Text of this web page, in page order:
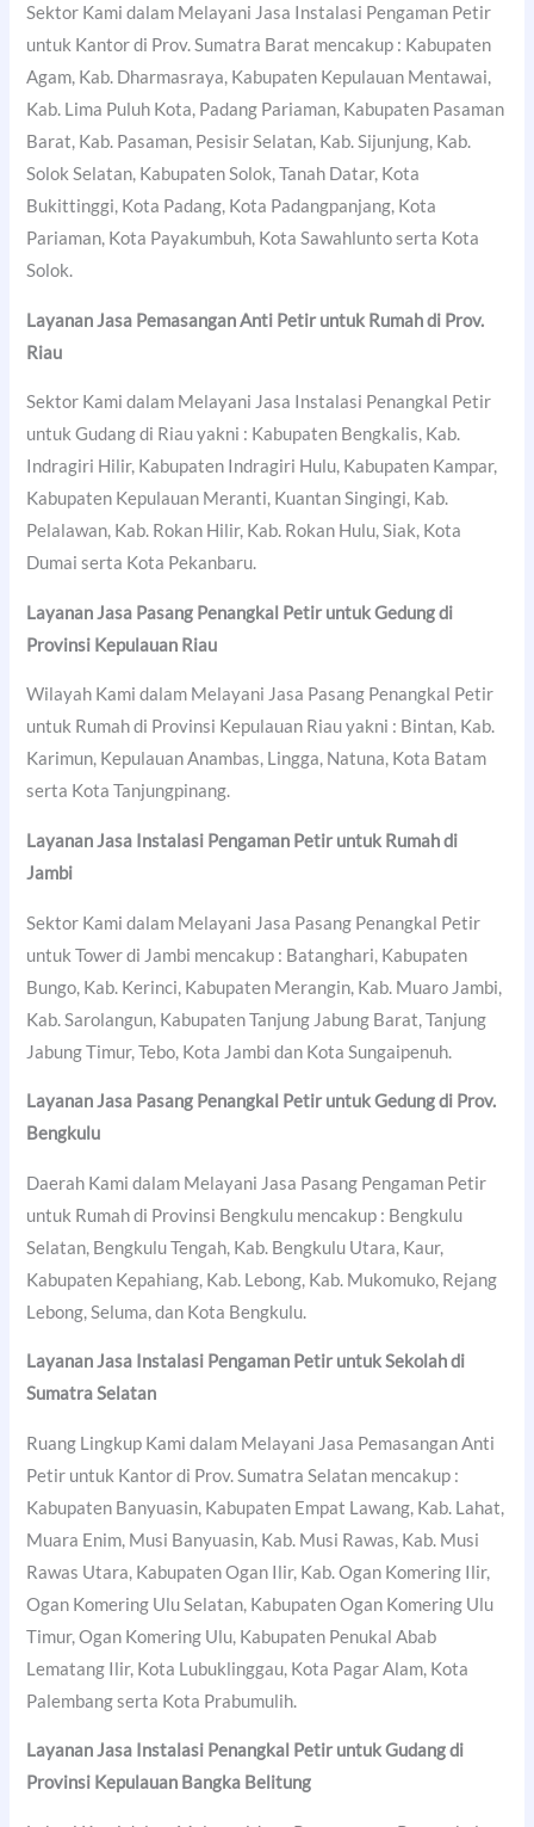
Sektor Kami dalam Melayani Jasa Instalasi Pengaman Petir
untuk Kantor di Prov. Sumatra Barat mencakup : Kabupaten
Agam, Kab. Dharmasraya, Kabupaten Kepulauan Mentawai,
Kab. Lima Puluh Kota, Padang Pariaman, Kabupaten Pasaman
Barat, Kab. Pasaman, Pesisir Selatan, Kab. Sijunjung, Kab.
Solok Selatan, Kabupaten Solok, Tanah Datar, Kota
Bukittinggi, Kota Padang, Kota Padangpanjang, Kota
Pariaman, Kota Payakumbuh, Kota Sawahlunto serta Kota
Solok.
Layanan Jasa Pemasangan Anti Petir untuk Rumah di Prov.
Riau
Sektor Kami dalam Melayani Jasa Instalasi Penangkal Petir
untuk Gudang di Riau yakni : Kabupaten Bengkalis, Kab.
Indragiri Hilir, Kabupaten Indragiri Hulu, Kabupaten Kampar,
Kabupaten Kepulauan Meranti, Kuantan Singingi, Kab.
Pelalawan, Kab. Rokan Hilir, Kab. Rokan Hulu, Siak, Kota
Dumai serta Kota Pekanbaru.
Layanan Jasa Pasang Penangkal Petir untuk Gedung di
Provinsi Kepulauan Riau
Wilayah Kami dalam Melayani Jasa Pasang Penangkal Petir
untuk Rumah di Provinsi Kepulauan Riau yakni : Bintan, Kab.
Karimun, Kepulauan Anambas, Lingga, Natuna, Kota Batam
serta Kota Tanjungpinang.
Layanan Jasa Instalasi Pengaman Petir untuk Rumah di
Jambi
Sektor Kami dalam Melayani Jasa Pasang Penangkal Petir
untuk Tower di Jambi mencakup : Batanghari, Kabupaten
Bungo, Kab. Kerinci, Kabupaten Merangin, Kab. Muaro Jambi,
Kab. Sarolangun, Kabupaten Tanjung Jabung Barat, Tanjung
Jabung Timur, Tebo, Kota Jambi dan Kota Sungaipenuh.
Layanan Jasa Pasang Penangkal Petir untuk Gedung di Prov.
Bengkulu
Daerah Kami dalam Melayani Jasa Pasang Pengaman Petir
untuk Rumah di Provinsi Bengkulu mencakup : Bengkulu
Selatan, Bengkulu Tengah, Kab. Bengkulu Utara, Kaur,
Kabupaten Kepahiang, Kab. Lebong, Kab. Mukomuko, Rejang
Lebong, Seluma, dan Kota Bengkulu.
Layanan Jasa Instalasi Pengaman Petir untuk Sekolah di
Sumatra Selatan
Ruang Lingkup Kami dalam Melayani Jasa Pemasangan Anti
Petir untuk Kantor di Prov. Sumatra Selatan mencakup :
Kabupaten Banyuasin, Kabupaten Empat Lawang, Kab. Lahat,
Muara Enim, Musi Banyuasin, Kab. Musi Rawas, Kab. Musi
Rawas Utara, Kabupaten Ogan Ilir, Kab. Ogan Komering Ilir,
Ogan Komering Ulu Selatan, Kabupaten Ogan Komering Ulu
Timur, Ogan Komering Ulu, Kabupaten Penukal Abab
Lematang Ilir, Kota Lubuklinggau, Kota Pagar Alam, Kota
Palembang serta Kota Prabumulih.
Layanan Jasa Instalasi Penangkal Petir untuk Gudang di
Provinsi Kepulauan Bangka Belitung